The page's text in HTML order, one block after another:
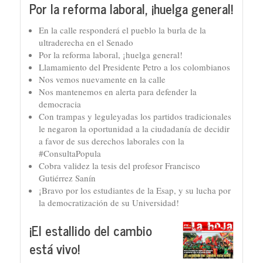
Por la reforma laboral, ¡huelga general!
En la calle responderá el pueblo la burla de la
ultraderecha en el Senado
Por la reforma laboral, ¡huelga general!
Llamamiento del Presidente Petro a los colombianos
Nos vemos nuevamente en la calle
Nos mantenemos en alerta para defender la
democracia
Con trampas y leguleyadas los partidos tradicionales
le negaron la oportunidad a la ciudadanía de decidir
a favor de sus derechos laborales con la
#ConsultaPopula
Cobra validez la tesis del profesor Francisco
Gutiérrez Sanín
¡Bravo por los estudiantes de la Esap, y su lucha por
la democratización de su Universidad!
¡El estallido del cambio
está vivo!